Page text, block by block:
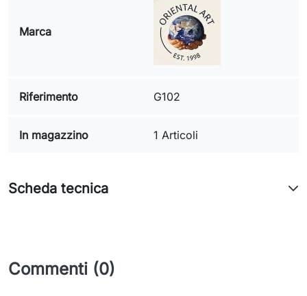
Marca
Riferimento G102
In magazzino 1 Articoli
Scheda tecnica
Commenti (0)